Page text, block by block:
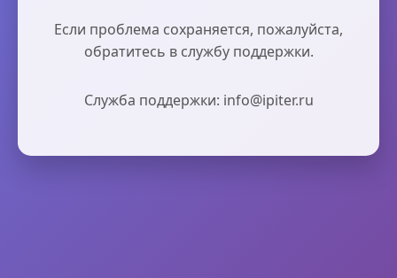
Если проблема сохраняется, пожалуйста,
обратитесь в службу поддержки.
Служба поддержки: info@ipiter.ru